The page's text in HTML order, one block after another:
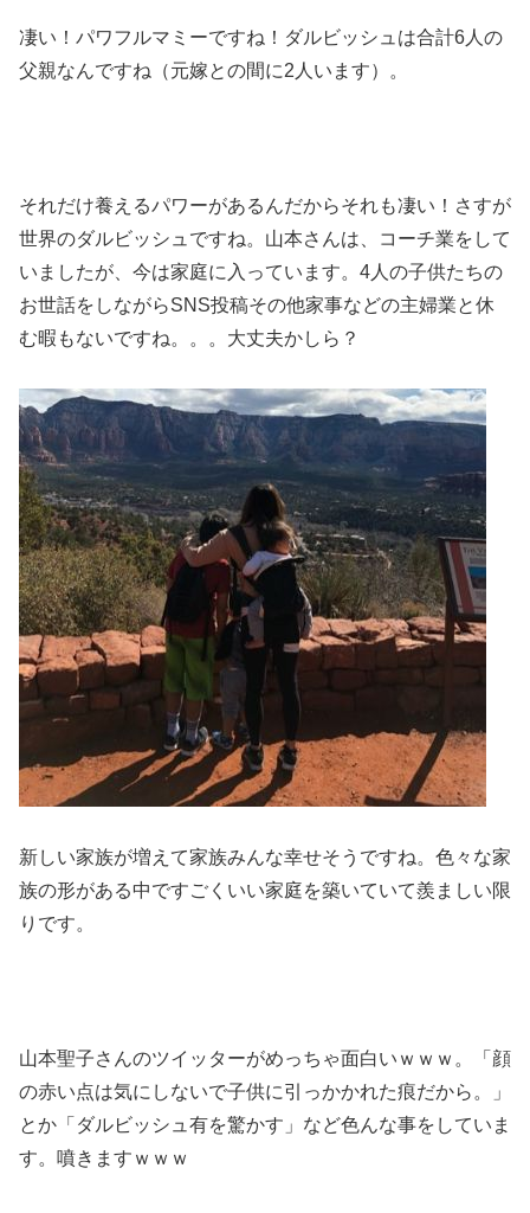
凄い！パワフルマミーですね！ダルビッシュは合計6人の
父親なんですね（元嫁との間に2人います）。
それだけ養えるパワーがあるんだからそれも凄い！さすが
世界のダルビッシュですね。山本さんは、コーチ業をして
いましたが、今は家庭に入っています。4人の子供たちの
お世話をしながらSNS投稿その他家事などの主婦業と休
む暇もないですね。。。大丈夫かしら？
新しい家族が増えて家族みんな幸せそうですね。色々な家
族の形がある中ですごくいい家庭を築いていて羨ましい限
りです。
山本聖子さんのツイッターがめっちゃ面白いｗｗｗ。「顔
の赤い点は気にしないで子供に引っかかれた痕だから。」
とか「ダルビッシュ有を驚かす」など色んな事をしていま
す。噴きますｗｗｗ